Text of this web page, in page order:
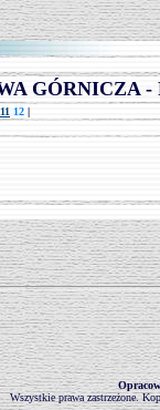
GÓRNICZA -
11 12 |
Wszystkie prawa zastrzeżone.